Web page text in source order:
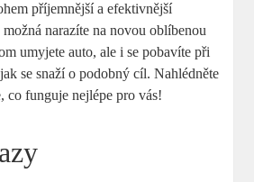
příjemnější a efektivnější
narazíte na novou oblíbenou
umyjete auto, ale i se pobavíte při
se snaží o podobný cíl. Nahlédněte
co funguje nejlépe pro vás!